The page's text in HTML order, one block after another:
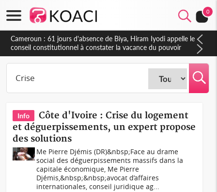
0
Côte d'Ivoire : Fin de la pagaille au PDCI-RDA, Lessiehi bannit
les mouvements sauvages
Info
Côte d'Ivoire : Crise du logement
et déguerpissements, un expert propose
des solutions
Me Pierre Djémis (DR)&nbsp;Face au drame
social des déguerpissements massifs dans la
capitale économique, Me Pierre
Djémis,&nbsp;&nbsp;avocat d’affaires
internationales, conseil juridique ag...